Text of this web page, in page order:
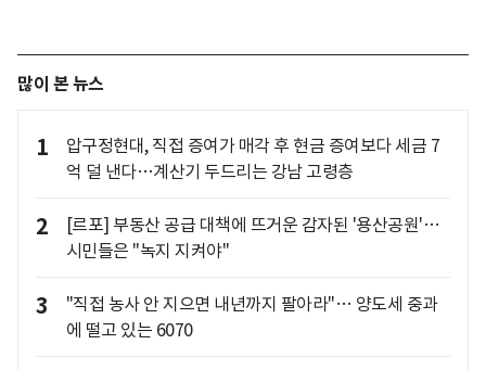
많이 본 뉴스
1
압구정현대, 직접 증여가 매각 후 현금 증여보다 세금 7
억 덜 낸다…계산기 두드리는 강남 고령층
2
[르포] 부동산 공급 대책에 뜨거운 감자된 '용산공원'…
시민들은 "녹지 지켜야"
3
"직접 농사 안 지으면 내년까지 팔아라"… 양도세 중과
에 떨고 있는 6070